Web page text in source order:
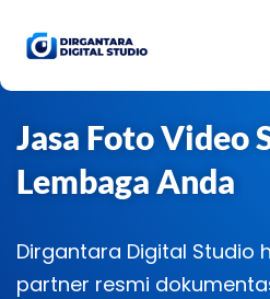
konten
Jasa Foto Video
Lembaga Anda
Dirgantara Digital Studio
partner resmi